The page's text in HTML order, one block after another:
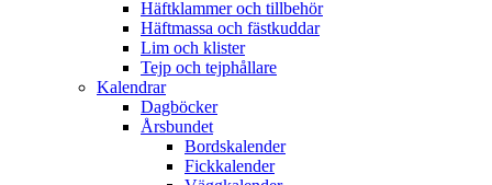
Häftklammer och tillbehör
Häftmassa och fästkuddar
Lim och klister
Tejp och tejphållare
Kalendrar
Dagböcker
Årsbundet
Bordskalender
Fickkalender